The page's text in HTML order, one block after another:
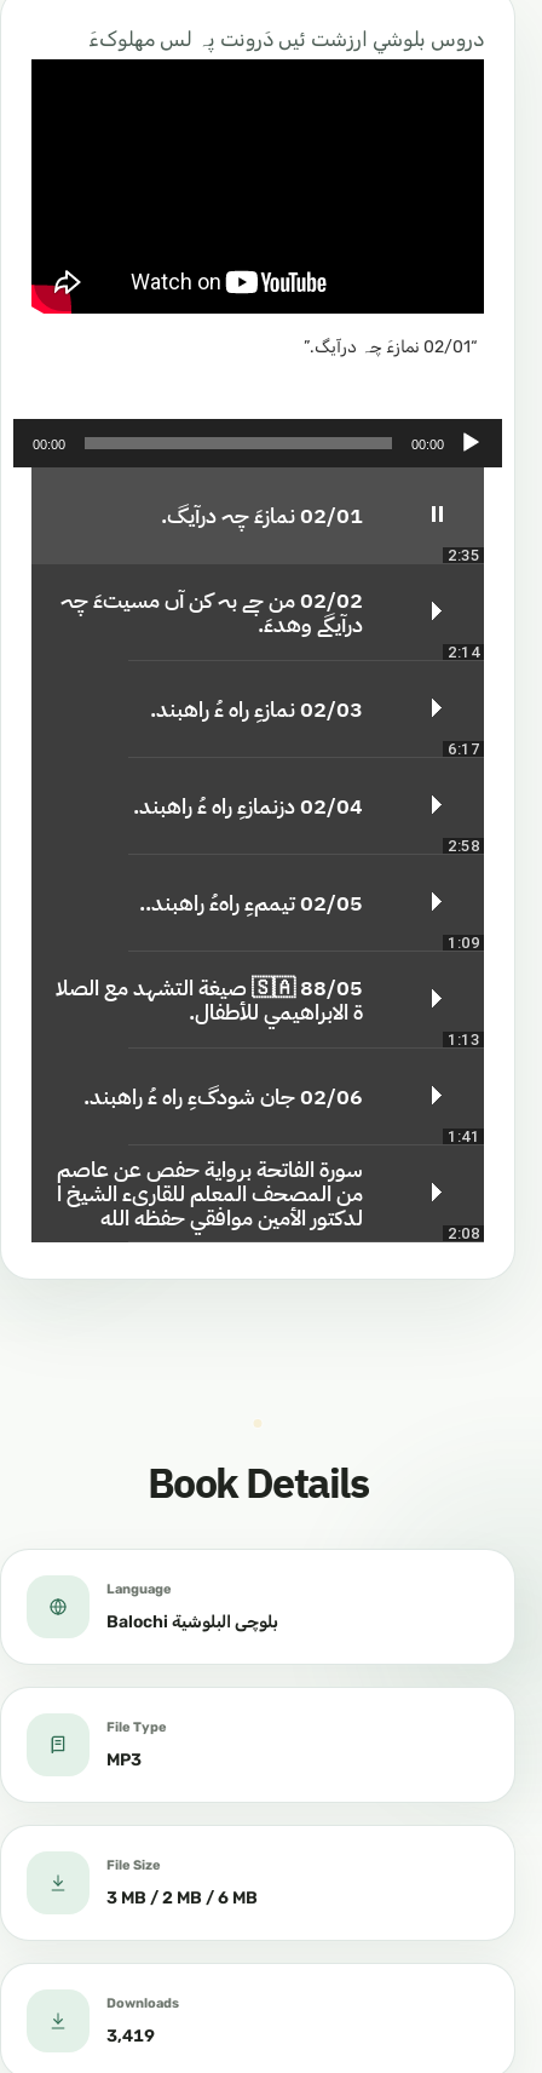
دروس بلوشي ارزشت ئیں دَرونت پہ لس مھلوکءَ
“02/01 نمازءَ چہ درآیگ.”
00:00
00:00
2:35
02/01 نمازءَ چہ درآیگ.
2:14
02/02 من چے بہ کن آں مسیتءَ چہ
درآیگے وھدءَ.
6:17
02/03 نمازءِ راہ ءُ راھبند.
2:58
02/04 دزنمازءِ راہ ءُ راھبند.
1:09
02/05 تیممءِ راہءُ راھبند..
1:13
88/05 🇸🇦 صيغة التشهد مع الصلا
ة الابراهيمي للأطفال.
1:41
02/06 جان شودگءِ راہ ءُ راھبند.
2:08
سورة الفاتحة برواية حفص عن عاصم
من المصحف المعلم للقارىء الشيخ ا
لدكتور الأمين موافقي حفظه الله
Book Details
Language
Balochi بلوچی البلوشية
File Type
MP3
File Size
3 MB / 2 MB / 6 MB
Downloads
3,419